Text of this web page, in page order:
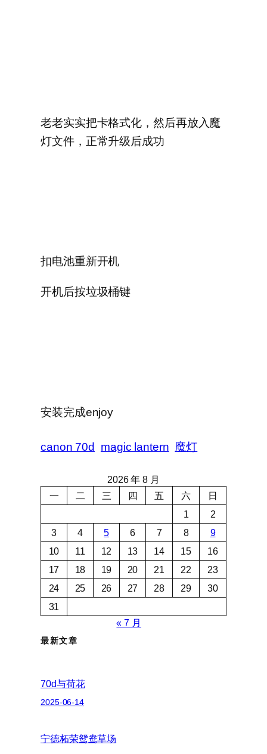
老老实实把卡格式化，然后再放入魔
灯文件，正常升级后成功
扣电池重新开机
开机后按垃圾桶键
安装完成enjoy
canon 70d magic lantern 魔灯
2026 年 8 月
一
二 三 四 五 六
日
1
2
3
4 5 6 7 8
9
10
11 12 13 14 15
16
17
18 19 20 21 22
23
24
25 26 27 28 29
30
31
« 7 月
最新文章
70d与荷花
2025-06-14
宁德柘荣鸳鸯草场